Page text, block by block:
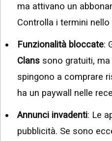
ma attivano un
Controlla i termini nello
Funzionalità bloccate:
Clans sono gratuiti,
spingono a comprare
ha un paywall nelle
Annunci invadenti: Le
pubblicità. Se sono